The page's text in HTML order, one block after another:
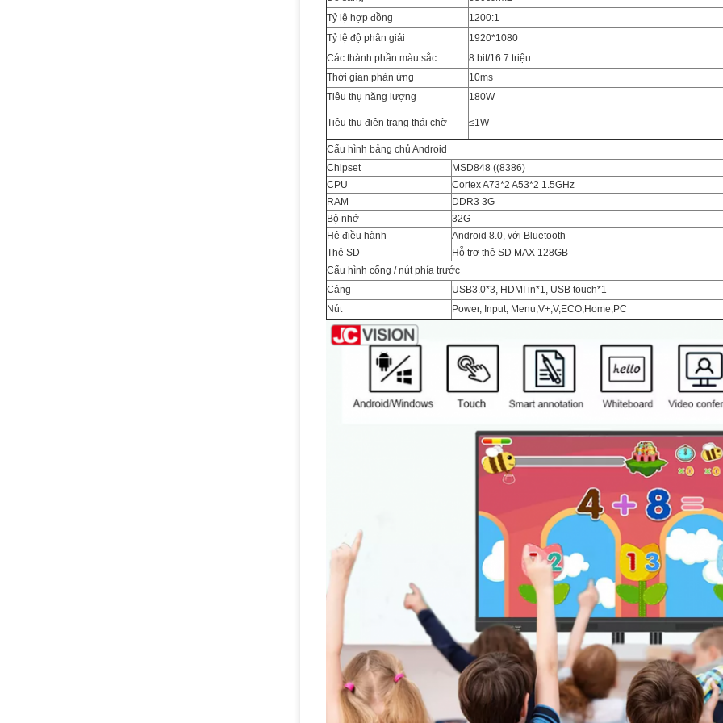
Tỷ lệ hợp đồng
1200:1
Tỷ lệ độ phân giải
1920*1080
Các thành phần màu sắc
8 bit/16.7 triệu
Thời gian phản ứng
10ms
Tiêu thụ năng lượng
180W
Tiêu thụ điện trạng thái chờ ≤1W
Cấu hình bảng chủ Android
Chipset
MSD848 ((8386)
CPU
Cortex A73*2 A53*2 1.5GHz
RAM
DDR3 3G
Bộ nhớ
32G
Hệ điều hành
Android 8.0, với Bluetooth
Thẻ SD
Hỗ trợ thẻ SD MAX 128GB
Cấu hình cổng / nút phía trước
Cảng
USB3.0*3, HDMI in*1, USB touch*1
Nút
Power, Input, Menu,V+,V,ECO,Home,PC